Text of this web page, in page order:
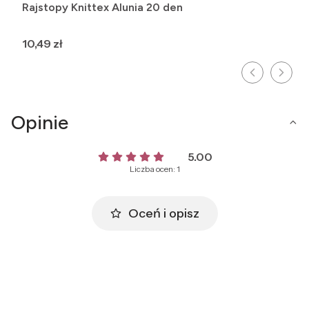
Rajstopy Knittex Alunia 20 den
Cena
10,49 zł
Opinie
5.00
Liczba ocen: 1
Oceń i opisz